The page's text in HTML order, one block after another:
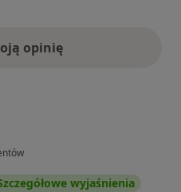
opinię
wyjaśnienia